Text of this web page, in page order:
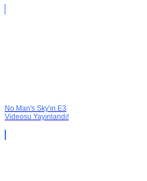
No Man's Sky'ın E3
Videosu Yayınlandı!